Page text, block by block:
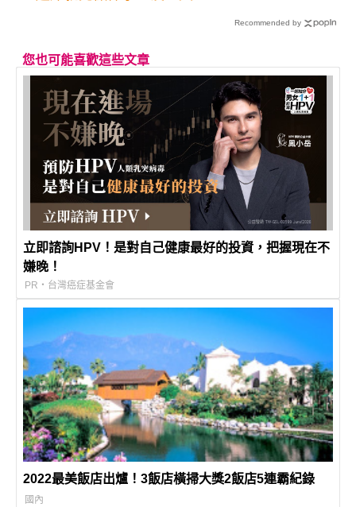
Recommended by
您也可能喜歡這些文章
立即諮詢HPV！是對自己健康最好的投資，把握現在不
嫌晚！
PR・台灣癌症基金會
2022最美飯店出爐！3飯店橫掃大獎2飯店5連霸紀錄
國內